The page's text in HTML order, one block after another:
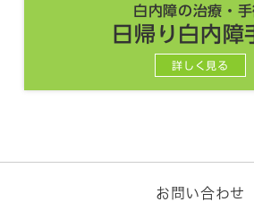
ご迷惑おかけしますが、よろしく
白内障の治療・
日帰り白内障
詳しく見る
お問い合わせ